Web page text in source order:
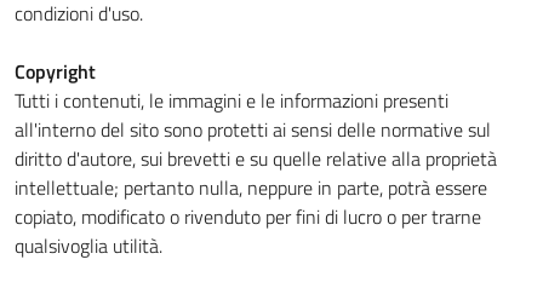
condizioni d'uso.
Copyright
Tutti i contenuti, le immagini e le informazioni presenti
all'interno del sito sono protetti ai sensi delle normative sul
diritto d'autore, sui brevetti e su quelle relative alla proprietà
intellettuale; pertanto nulla, neppure in parte, potrà essere
copiato, modificato o rivenduto per fini di lucro o per trarne
qualsivoglia utilità.